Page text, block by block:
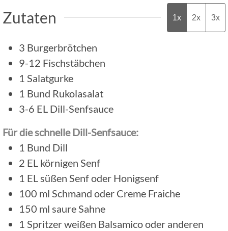
Zutaten 1x 2x 3x
3 Burgerbrötchen
9-12 Fischstäbchen
1 Salatgurke
1 Bund Rukolasalat
3-6 EL Dill-Senfsauce
Für die schnelle Dill-Senfsauce:
1 Bund Dill
2 EL körnigen Senf
1 EL süßen Senf oder Honigsenf
100 ml Schmand oder Creme Fraiche
150 ml saure Sahne
1 Spritzerweißen Balsamico oder anderen